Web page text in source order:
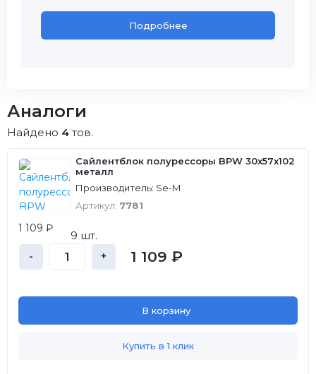
Подробнее
Аналоги
Найдено 4 тов.
Сайлентблок полурессоры BPW 30x57x102
металл
Производитель: Se-M
Артикул: 7781
1 109 ₽
9 шт.
- + 1 109 ₽
В корзину
Купить в 1 клик